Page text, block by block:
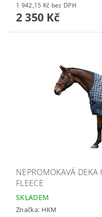
1 942,15 Kč bez DPH
2 350 Kč
NEPROMOKAVÁ
FLEECE
SKLADEM
Značka: HKM